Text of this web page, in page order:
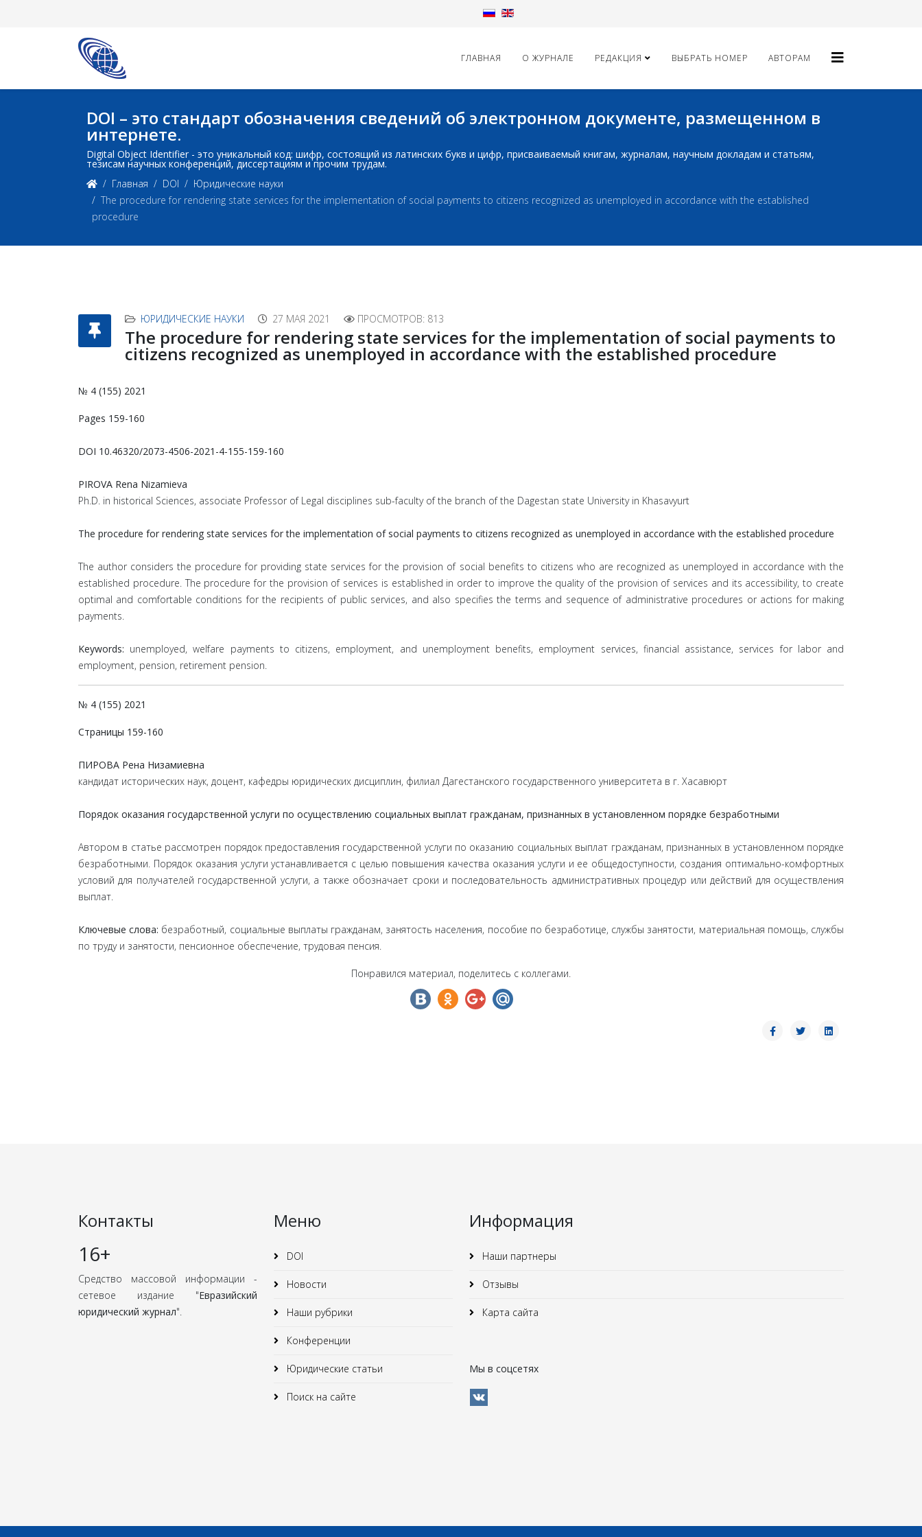
ГЛАВНАЯ О ЖУРНАЛЕ РЕДАКЦИЯ ВЫБРАТЬ НОМЕР АВТОРАМ
DOI – это стандарт обозначения сведений об электронном документе, размещенном в
интернете.
Digital Object Identifier - это уникальный код: шифр, состоящий из латинских букв и цифр, присваиваемый книгам, журналам, научным докладам и статьям,
тезисам научных конференций, диссертациям и прочим трудам.
Главная
DOI
Юридические науки
The procedure for rendering state services for the implementation of social payments to citizens recognized as unemployed in accordance with the established
procedure
ЮРИДИЧЕСКИЕ НАУКИ 27 МАЯ 2021 ПРОСМОТРОВ: 813
The procedure for rendering state services for the implementation of social payments to
citizens recognized as unemployed in accordance with the established procedure
№ 4 (155) 2021
Pages 159-160
DOI 10.46320/2073-4506-2021-4-155-159-160
PIROVA Rena Nizamieva
Ph.D. in historical Sciences, associate Professor of Legal disciplines sub-faculty of the branch of the Dagestan state University in Khasavyurt
The procedure for rendering state services for the implementation of social payments to citizens recognized as unemployed in accordance with the established procedure
The author considers the procedure for providing state services for the provision of social benefits to citizens who are recognized as unemployed in accordance with the
established procedure. The procedure for the provision of services is established in order to improve the quality of the provision of services and its accessibility, to create
optimal and comfortable conditions for the recipients of public services, and also specifies the terms and sequence of administrative procedures or actions for making
payments.
Keywords: unemployed, welfare payments to citizens, employment, and unemployment benefits, employment services, financial assistance, services for labor and
employment, pension, retirement pension.
№ 4 (155) 2021
Страницы 159-160
ПИРОВА Рена Низамиевна
кандидат исторических наук, доцент, кафедры юридических дисциплин, филиал Дагестанского государственного университета в г. Хасавюрт
Порядок оказания государственной услуги по осуществлению социальных выплат гражданам, признанных в установленном порядке безработными
Автором в статье рассмотрен порядок предоставления государственной услуги по оказанию социальных выплат гражданам, признанных в установленном порядке
безработными. Порядок оказания услуги устанавливается с целью повышения качества оказания услуги и ее общедоступности, создания оптимально-комфортных
условий для получателей государственной услуги, а также обозначает сроки и последовательность административных процедур или действий для осуществления
выплат.
Ключевые слова: безработный, социальные выплаты гражданам, занятость населения, пособие по безработице, службы занятости, материальная помощь, службы
по труду и занятости, пенсионное обеспечение, трудовая пенсия.
Понравился материал, поделитесь с коллегами.
Контакты
16+
Средство массовой информации -
сетевое издание "Евразийский
юридический журнал".
Меню
DOI
Новости
Наши рубрики
Конференции
Юридические статьи
Поиск на сайте
Информация
Наши партнеры
Отзывы
Карта сайта
Мы в соцсетях